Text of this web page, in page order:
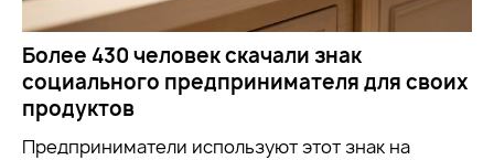
Более 430 человек скачали знак
социального предпринимателя для своих
продуктов
Предприниматели используют этот знак на